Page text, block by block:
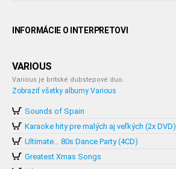
INFORMÁCIE O INTERPRETOVI
VARIOUS
Various je britské dubstepové duo.
Zobraziť všetky albumy Various
Sounds of Spain
Karaoke hity pre malých aj veľkých (2x DVD)
Ultimate... 80s Dance Party (4CD)
Greatest Xmas Songs